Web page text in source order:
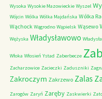
Wysoka Wysokie Mazowieckie Wyszel
Wójcin Wólka Wólka Majdańska Wólka
Wąchock Wągrodno Wąpielsk Wąsewo
Wężyska Władysławowo
Włoka Włosień Ystad Zaberbecze
Zacharzowice Zacieczki Zaduszniki
Zakroczym Zakrzewo Zalas
Zarogów Zaryń Zaręby Zaskwierki